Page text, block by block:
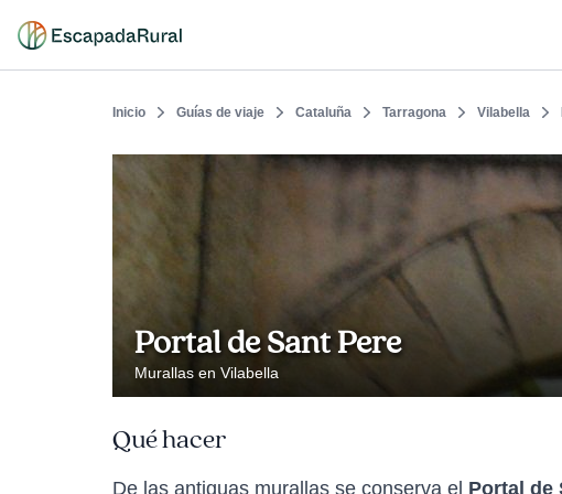
Inicio Guías de viaje Cataluña Tarragona Vilabella
Portal de Sant Pere
Murallas en Vilabella
Qué hacer
De las antiguas murallas se conserva el Portal de